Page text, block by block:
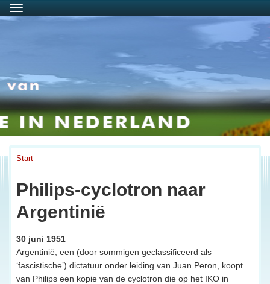
Menu
Start
Philips-cyclotron naar
Argentinië
30 juni 1951
Argentinië, een (door sommigen geclassificeerd als
‘fascistische’) dictatuur onder leiding van Juan Peron, koopt
van Philips een kopie van de cyclotron die op het IKO in